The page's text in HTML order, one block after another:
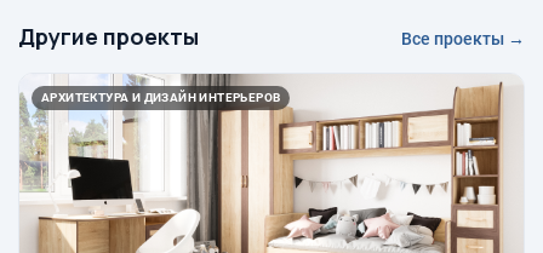
Другие проекты Все проекты →
АРХИТЕКТУРА И ДИЗАЙН ИНТЕРЬЕРОВ